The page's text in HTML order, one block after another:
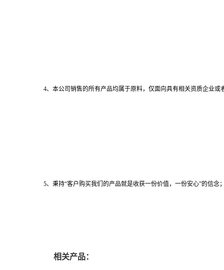
4、本公司销售的所有产品均属于原料，仅面向具有相关资质企业
5、秉持“客户购买我们的产品就是收获一份价值，一份安心”的信念
相关产品：